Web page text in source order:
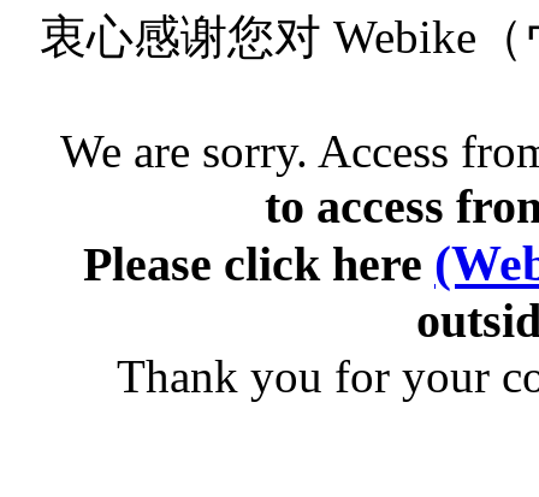
衷心感谢您对 Webike
We are sorry. Access
to access
Please click here
Thank you for your